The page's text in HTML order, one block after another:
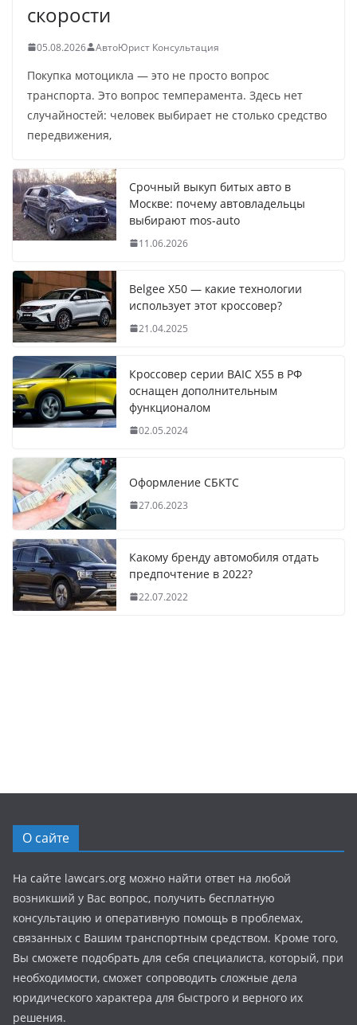
скорости
05.08.2026 АвтоЮрист Консультация
Покупка мотоцикла — это не просто вопрос
транспорта. Это вопрос темперамента. Здесь нет
случайностей: человек выбирает не столько средство
передвижения,
Срочный выкуп битых авто в
Москве: почему автовладельцы
выбирают mos-auto
11.06.2026
Belgee X50 — какие технологии
использует этот кроссовер?
21.04.2025
Кроссовер серии BAIC X55 в РФ
оснащен дополнительным
функционалом
02.05.2024
Оформление СБКТС
27.06.2023
Какому бренду автомобиля отдать
предпочтение в 2022?
22.07.2022
О сайте
На сайте lawcars.org можно найти ответ на любой
возникший у Вас вопрос, получить бесплатную
консультацию и оперативную помощь в проблемах,
связанных с Вашим транспортным средством. Кроме того,
Вы сможете подобрать для себя специалиста, который, при
необходимости, сможет сопроводить сложные дела
юридического характера для быстрого и верного их
решения.